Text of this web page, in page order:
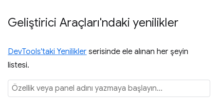
Geliştirici Araçları'ndaki yenilikler
DevTools'taki Yenilikler serisinde ele alınan her şeyin
listesi.